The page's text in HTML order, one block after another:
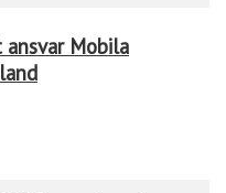
Mobila